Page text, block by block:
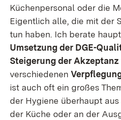
Küchenpersonal oder die
Eigentlich alle, die mit der
tun haben. Ich berate
Umsetzung der DGE-
Steigerung der Akzeptanz
verschiedenen
ist auch oft ein großes
der Hygiene überhaupt
der Küche oder an der